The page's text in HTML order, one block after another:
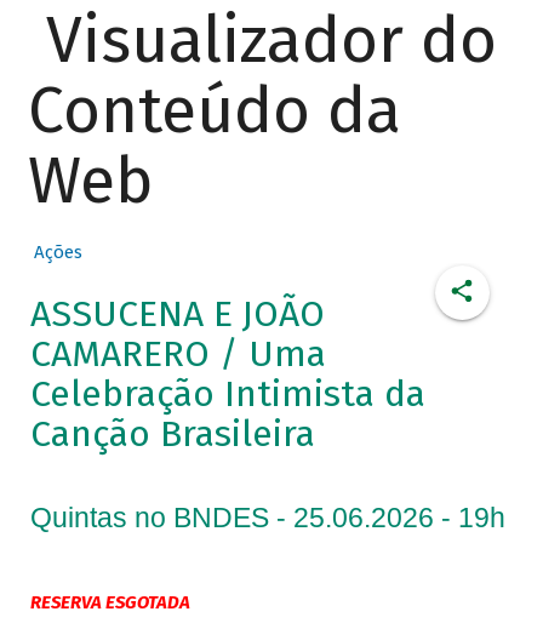
Visualizador do
Conteúdo da
Web
Ações
ASSUCENA E JOÃO
CAMARERO / Uma
Celebração Intimista da
Canção Brasileira
Quintas no BNDES - 25.06.2026 - 19h
RESERVA ESGOTADA